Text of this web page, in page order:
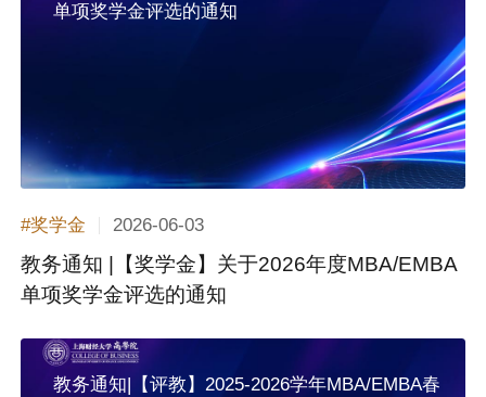
单项奖学金评选的通知
#奖学金 2026-06-03
教务通知 |【奖学金】关于2026年度MBA/EMBA
单项奖学金评选的通知
教务通知|【评教】2025-2026学年MBA/EMBA春